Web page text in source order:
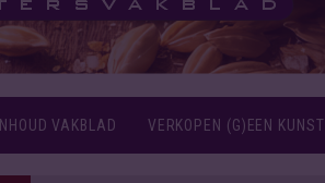
INHOUD VAKBLAD VERKOPEN (G)EEN KUNST